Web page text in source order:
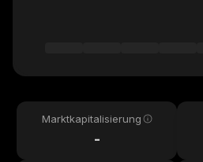
Marktkapitalisierung
-